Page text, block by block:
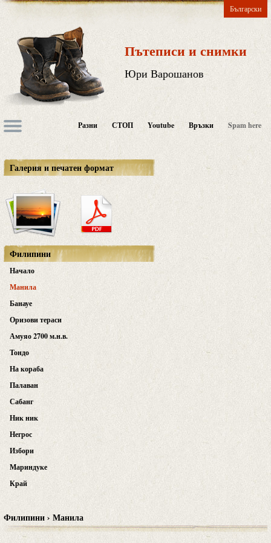
Български
Пътеписи и снимки
Юри Варошанов
Разни СТОП Youtube Връзки Spam here
Галерия и печатен формат
Филипини
Начало
Манила
Банауе
Оризови тераси
Амуяо 2700 м.н.в.
Тондо
На кораба
Палаван
Сабанг
Ник ник
Негрос
Избори
Мариндуке
Край
Филипини › Манила